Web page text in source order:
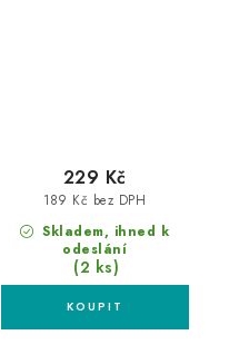
Skladem, ihned k
odeslání
(2 ks)
189 Kč bez DPH
229 Kč